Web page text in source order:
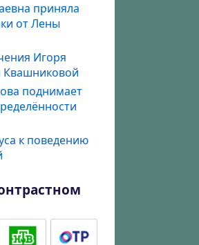
приняла
от Лены
Игоря
Квашниковой
поднимает
к поведению